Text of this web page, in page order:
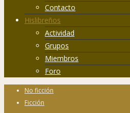
Contacto
Hislibreños
Actividad
Grupos
Miembros
Foro
No ficción
Ficción